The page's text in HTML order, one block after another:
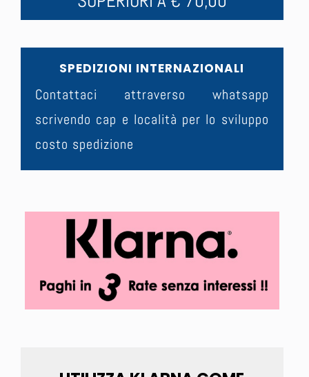
SPEDIZIONI INTERNAZIONALI
Contattaci attraverso whatsapp
scrivendo cap e località per lo sviluppo
costo spedizione